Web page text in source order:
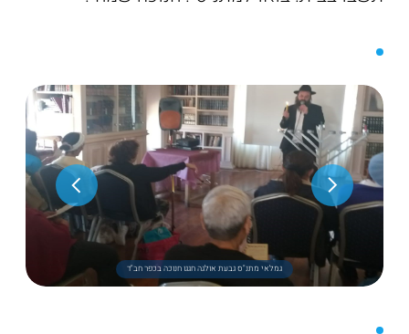
גמלאי מתנ"ס גבעת אולגה חגגו חנוכה בכפר חב"ד